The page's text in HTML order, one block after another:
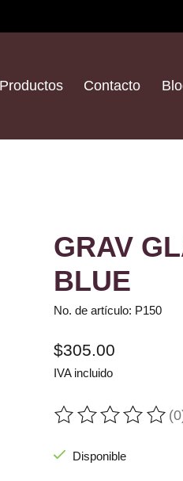
Productos Contacto
GRAV
BLUE
No. de artículo: P150
$305.00
IVA incluido
The rating of this
Disponible